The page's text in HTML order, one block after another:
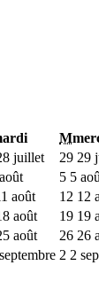
M
juillet 29 29
5 5
août 12 12
août 19 19
août 26 26
2 2